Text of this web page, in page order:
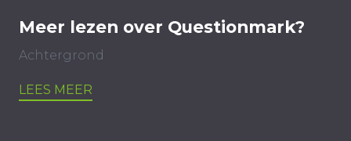
Meer lezen over Questionmark?
Achtergrond
LEES MEER